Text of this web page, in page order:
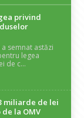
privind
semnat astăzi
legea
de c...
miliarde de lei
la OMV